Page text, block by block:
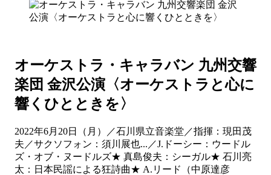
オーケストラ・キャラバン 九州交響
楽団 金沢公演〈オーケストラと心に
響くひとときを〉
2022年6月20日（月）／石川県立音楽堂／指揮：現田茂
夫／サクソフォン：須川展也...／J.ドーシー：ウードル
ズ・オブ・ヌードルズ★ 真島俊夫：シーガル★ 石川亮
太：日本民謡による狂詩曲★ A.リード（中原達彦